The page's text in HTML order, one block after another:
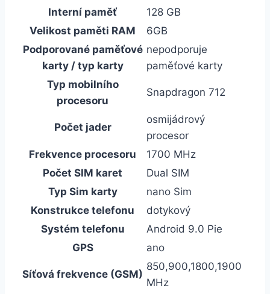
Interní paměť
128 GB
Velikost paměti RAM
6GB
Podporované paměťové
karty / typ karty
nepodporuje
paměťové karty
Typ mobilního
procesoru
Snapdragon 712
Počet jader
osmijádrový
procesor
Frekvence procesoru
1700 MHz
Počet SIM karet
Dual SIM
Typ Sim karty
nano Sim
Konstrukce telefonu
dotykový
Systém telefonu
Android 9.0 Pie
GPS
ano
Síťová frekvence (GSM)
850,900,1800,1900
MHz